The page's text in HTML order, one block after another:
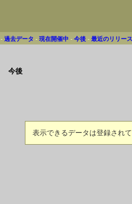
-過去データ -現在開催中 -今後 -最近のリリー
今後
表示できるデータは登録され